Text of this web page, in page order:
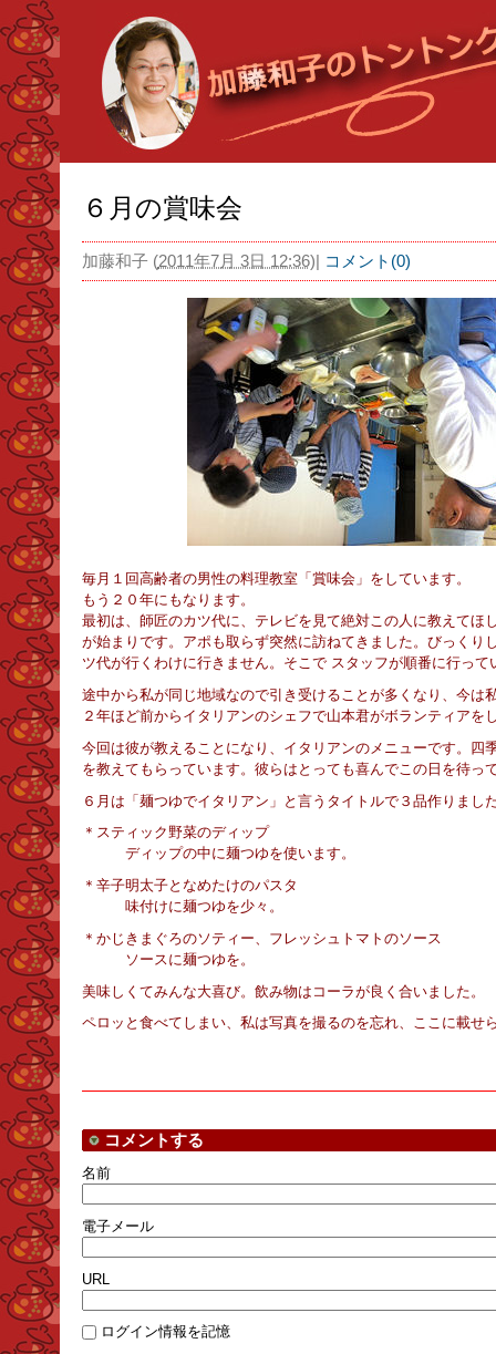
６月の賞味会
加藤和子(2011年7月 3日 12:36)| コメント(0)
毎月１回高齢者の男性の料理教室「賞味会」をしています。
もう２０年にもなります。
最初は、師匠のカツ代に、テレビを見て絶対この人に教えてほ
が始まりです。アポも取らず突然に訪ねてきました。びっくり
ツ代が行くわけに行きません。そこで スタッフが順番に行って
途中から私が同じ地域なので引き受けることが多くなり、今は
２年ほど前からイタリアンのシェフで山本君がボランティアを
今回は彼が教えることになり、イタリアンのメニューです。四
を教えてもらっています。彼らはとっても喜んでこの日を待っ
６月は「麺つゆでイタリアン」と言うタイトルで３品作りまし
＊スティック野菜のディップ
ディップの中に麺つゆを使います。
＊辛子明太子となめたけのパスタ
味付けに麺つゆを少々。
＊かじきまぐろのソティー、フレッシュトマトのソース
ソースに麺つゆを。
美味しくてみんな大喜び。飲み物はコーラが良く合いました。
ペロッと食べてしまい、私は写真を撮るのを忘れ、ここに載せ
コメントする
名前
電子メール
URL
ログイン情報を記憶